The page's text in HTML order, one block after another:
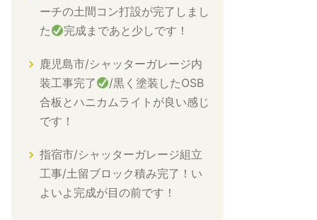
ーチの土間コン打設が完了しまし
た
完成まであと少しです！
鹿児島市/シャッターガレージ内
装工事完了
/黒く塗装したOSB
合板とハニカムライトが良い感じ
です！
指宿市/シャッターガレージ組立
工事/土留ブロック積み完了！い
よいよ完成が目の前です！